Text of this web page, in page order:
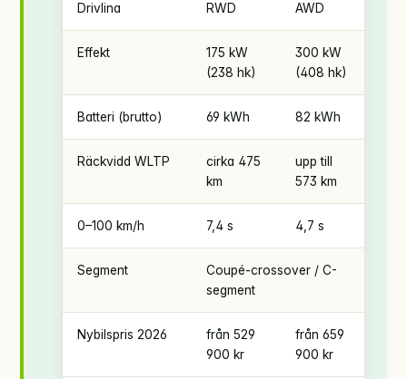
Drivlina RWD AWD
Effekt
175 kW
(238 hk)
300 kW
(408 hk)
Batteri (brutto) 69 kWh 82 kWh
Räckvidd WLTP
cirka 475
km
upp till
573 km
0–100 km/h 7,4 s 4,7 s
Segment
Coupé-crossover / C-
segment
Nybilspris 2026
från 529
900 kr
från 659
900 kr